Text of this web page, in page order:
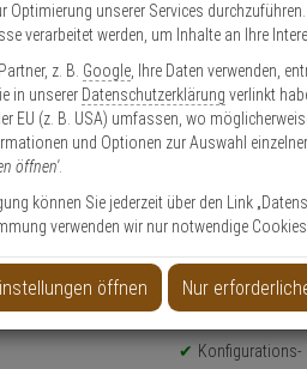
Zutritt
JA-151ST Funk-Rauch- und -
und -Hitzemelder
Konfigurations-
Optimierung unserer Services
verarbeitet werden, um Inhalte an Ihre
z. B. Google , Ihre Daten verwenden,
in unserer Datenschutzerklärung verlinkt
EU (z. B. USA) umfassen, wo
und Optionen zur Auswahl
öffnen'.
können Sie jederzeit über den Link
verwenden wir nur notwendige Cookies.
öffnen Nur